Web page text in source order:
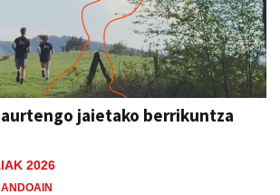
jaietako berrikuntza
2026
ANDOAIN